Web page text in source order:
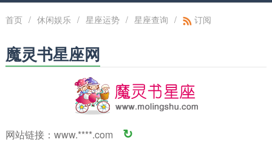
首页 / 休闲娱乐 / 星座运势 / 星座查询 / 订阅
魔灵书星座网
网站链接： www.****.com ↻